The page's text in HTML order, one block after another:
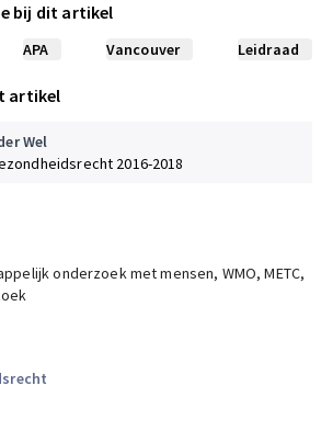
bij dit artikel
APA Vancouver Leidraad
artikel
Wel
2016-2018
onderzoek met mensen, WMO, METC,